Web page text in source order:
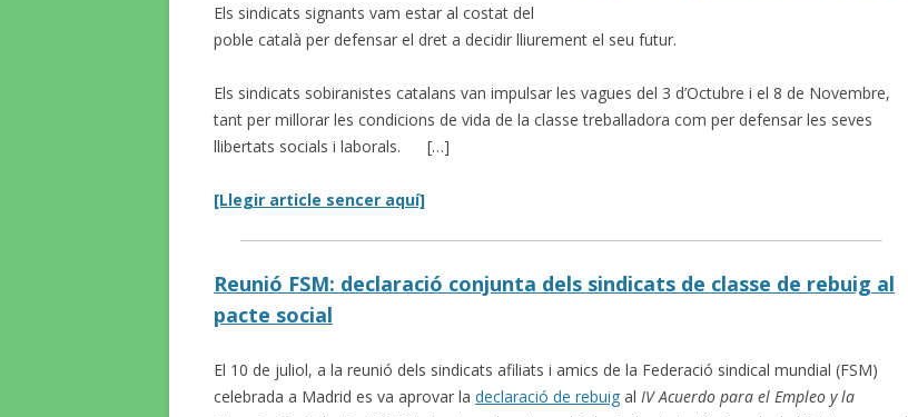
Els sindicats signants vam estar al costat del
poble català per defensar el dret a decidir lliurement el seu futur.
Els sindicats sobiranistes catalans van impulsar les vagues del 3 d’Octubre i el 8 de Novembre,
tant per millorar les condicions de vida de la classe treballadora com per defensar les seves
llibertats socials i laborals. […]
[Llegir article sencer aquí]
Reunió FSM: declaració conjunta dels sindicats de classe de rebuig al
pacte social
El 10 de juliol, a la reunió dels sindicats afiliats i amics de la Federació sindical mundial (FSM)
celebrada a Madrid es va aprovar la declaració de rebuig al IV Acuerdo para el Empleo y la